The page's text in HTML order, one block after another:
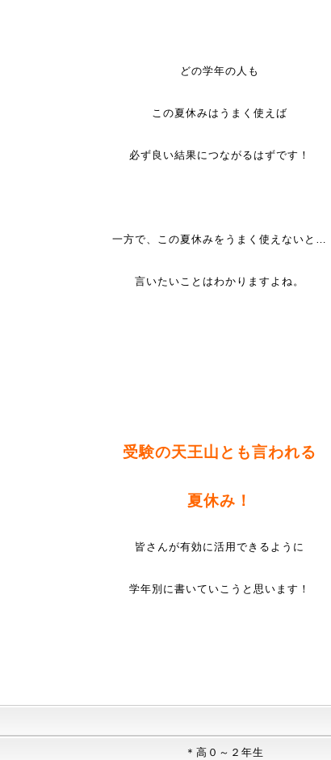
どの学年の人も
この夏休みはうまく使えば
必ず良い結果につながるはずです！
一方で、この夏休みをうまく使えないと…
言いたいことはわかりますよね。
受験の天王山とも言われる
夏休み！
皆さんが有効に活用できるように
学年別に書いていこうと思います！
＊高０～２年生